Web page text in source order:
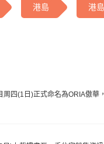
港島 港
四(1日)正式命名為ORIA傲華